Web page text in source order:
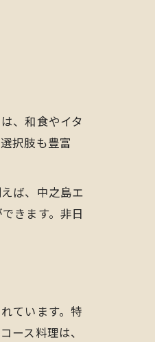
、和食やイタ
択肢も豊富
ば、中之島エ
きます。非日
ています。特
ース料理は、